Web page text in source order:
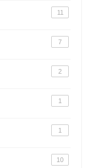
11
7
2
1
1
10